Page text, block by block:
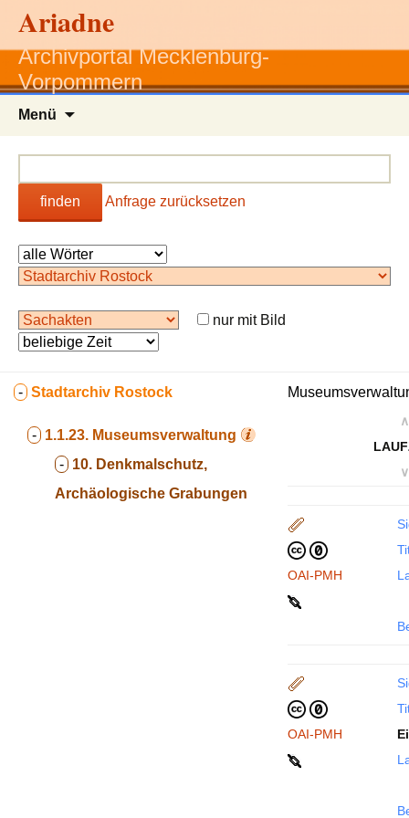
Ariadne
Archivportal Mecklenburg-
Vorpommern
Menü
finden Anfrage zurücksetzen
nur mit Bild
- Stadtarchiv Rostock
- 1.1.23. Museumsverwaltung
- 10. Denkmalschutz,
Archäologische Grabungen
∧
∨
OAI-PMH
OAI-PMH